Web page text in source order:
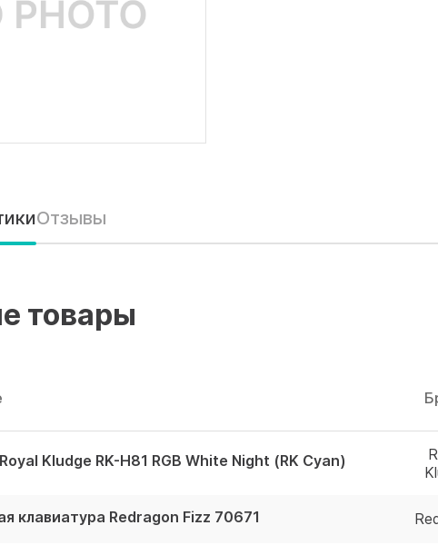
Отзывы
товары
Kludge RK-H81 RGB White Night (RK Cyan)
клавиатура Redragon Fizz 70671